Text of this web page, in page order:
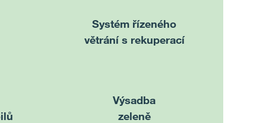
Systém řízeného
větrání s rekuperací
Výsadba
zeleně